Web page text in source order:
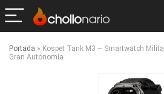
Portada » Kospet Tank M3 – Smartwatch
Gran Autonomía